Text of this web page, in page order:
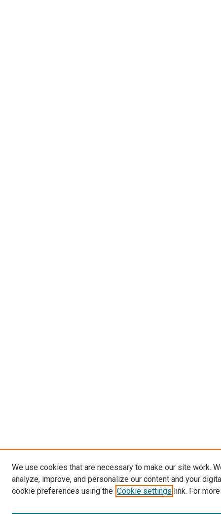
We use cookies that are necessary to make our site work.
analyze, improve, and personalize our content and your
cookie preferences using the Cookie settings link. For